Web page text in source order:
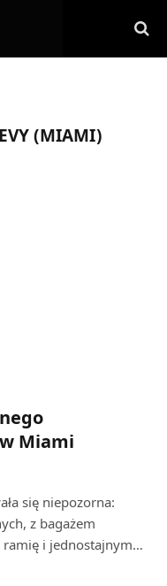
(MIAMI)
Miami
się niepozorna:
z bagażem
ramię i jednostajnym…